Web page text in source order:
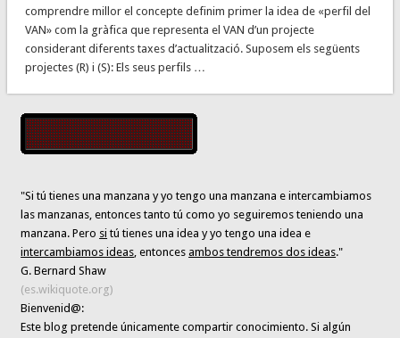
comprendre millor el concepte definim primer la idea de «perfil del
VAN» com la gràfica que representa el VAN d’un projecte
considerant diferents taxes d’actualització. Suposem els següents
projectes (R) i (S): Els seus perfils …
"Si tú tienes una manzana y yo tengo una manzana e intercambiamos
las manzanas, entonces tanto tú como yo seguiremos teniendo una
manzana. Pero si tú tienes una idea y yo tengo una idea e
intercambiamos ideas, entoncesambos tendremos dos ideas."
G. Bernard Shaw
(es.wikiquote.org)
Bienvenid@:
Este blog pretende únicamentecompartir conocimiento. Si algún